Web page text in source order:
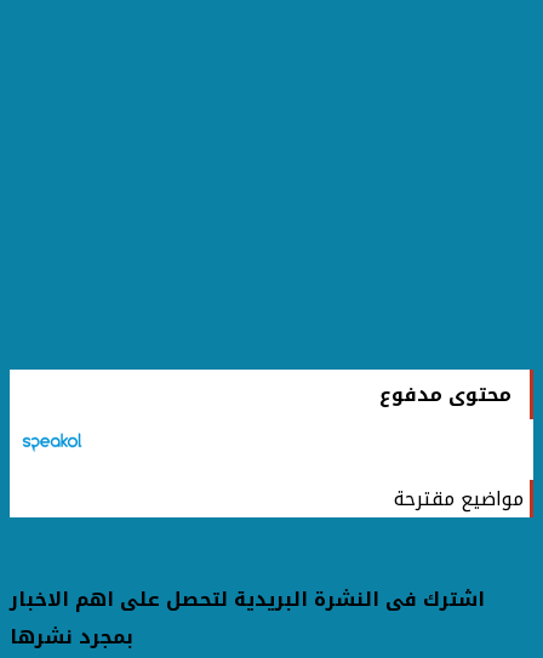
محتوى مدفوع
مواضيع مقترحة
اشترك فى النشرة البريدية لتحصل على اهم الاخبار
بمجرد نشرها